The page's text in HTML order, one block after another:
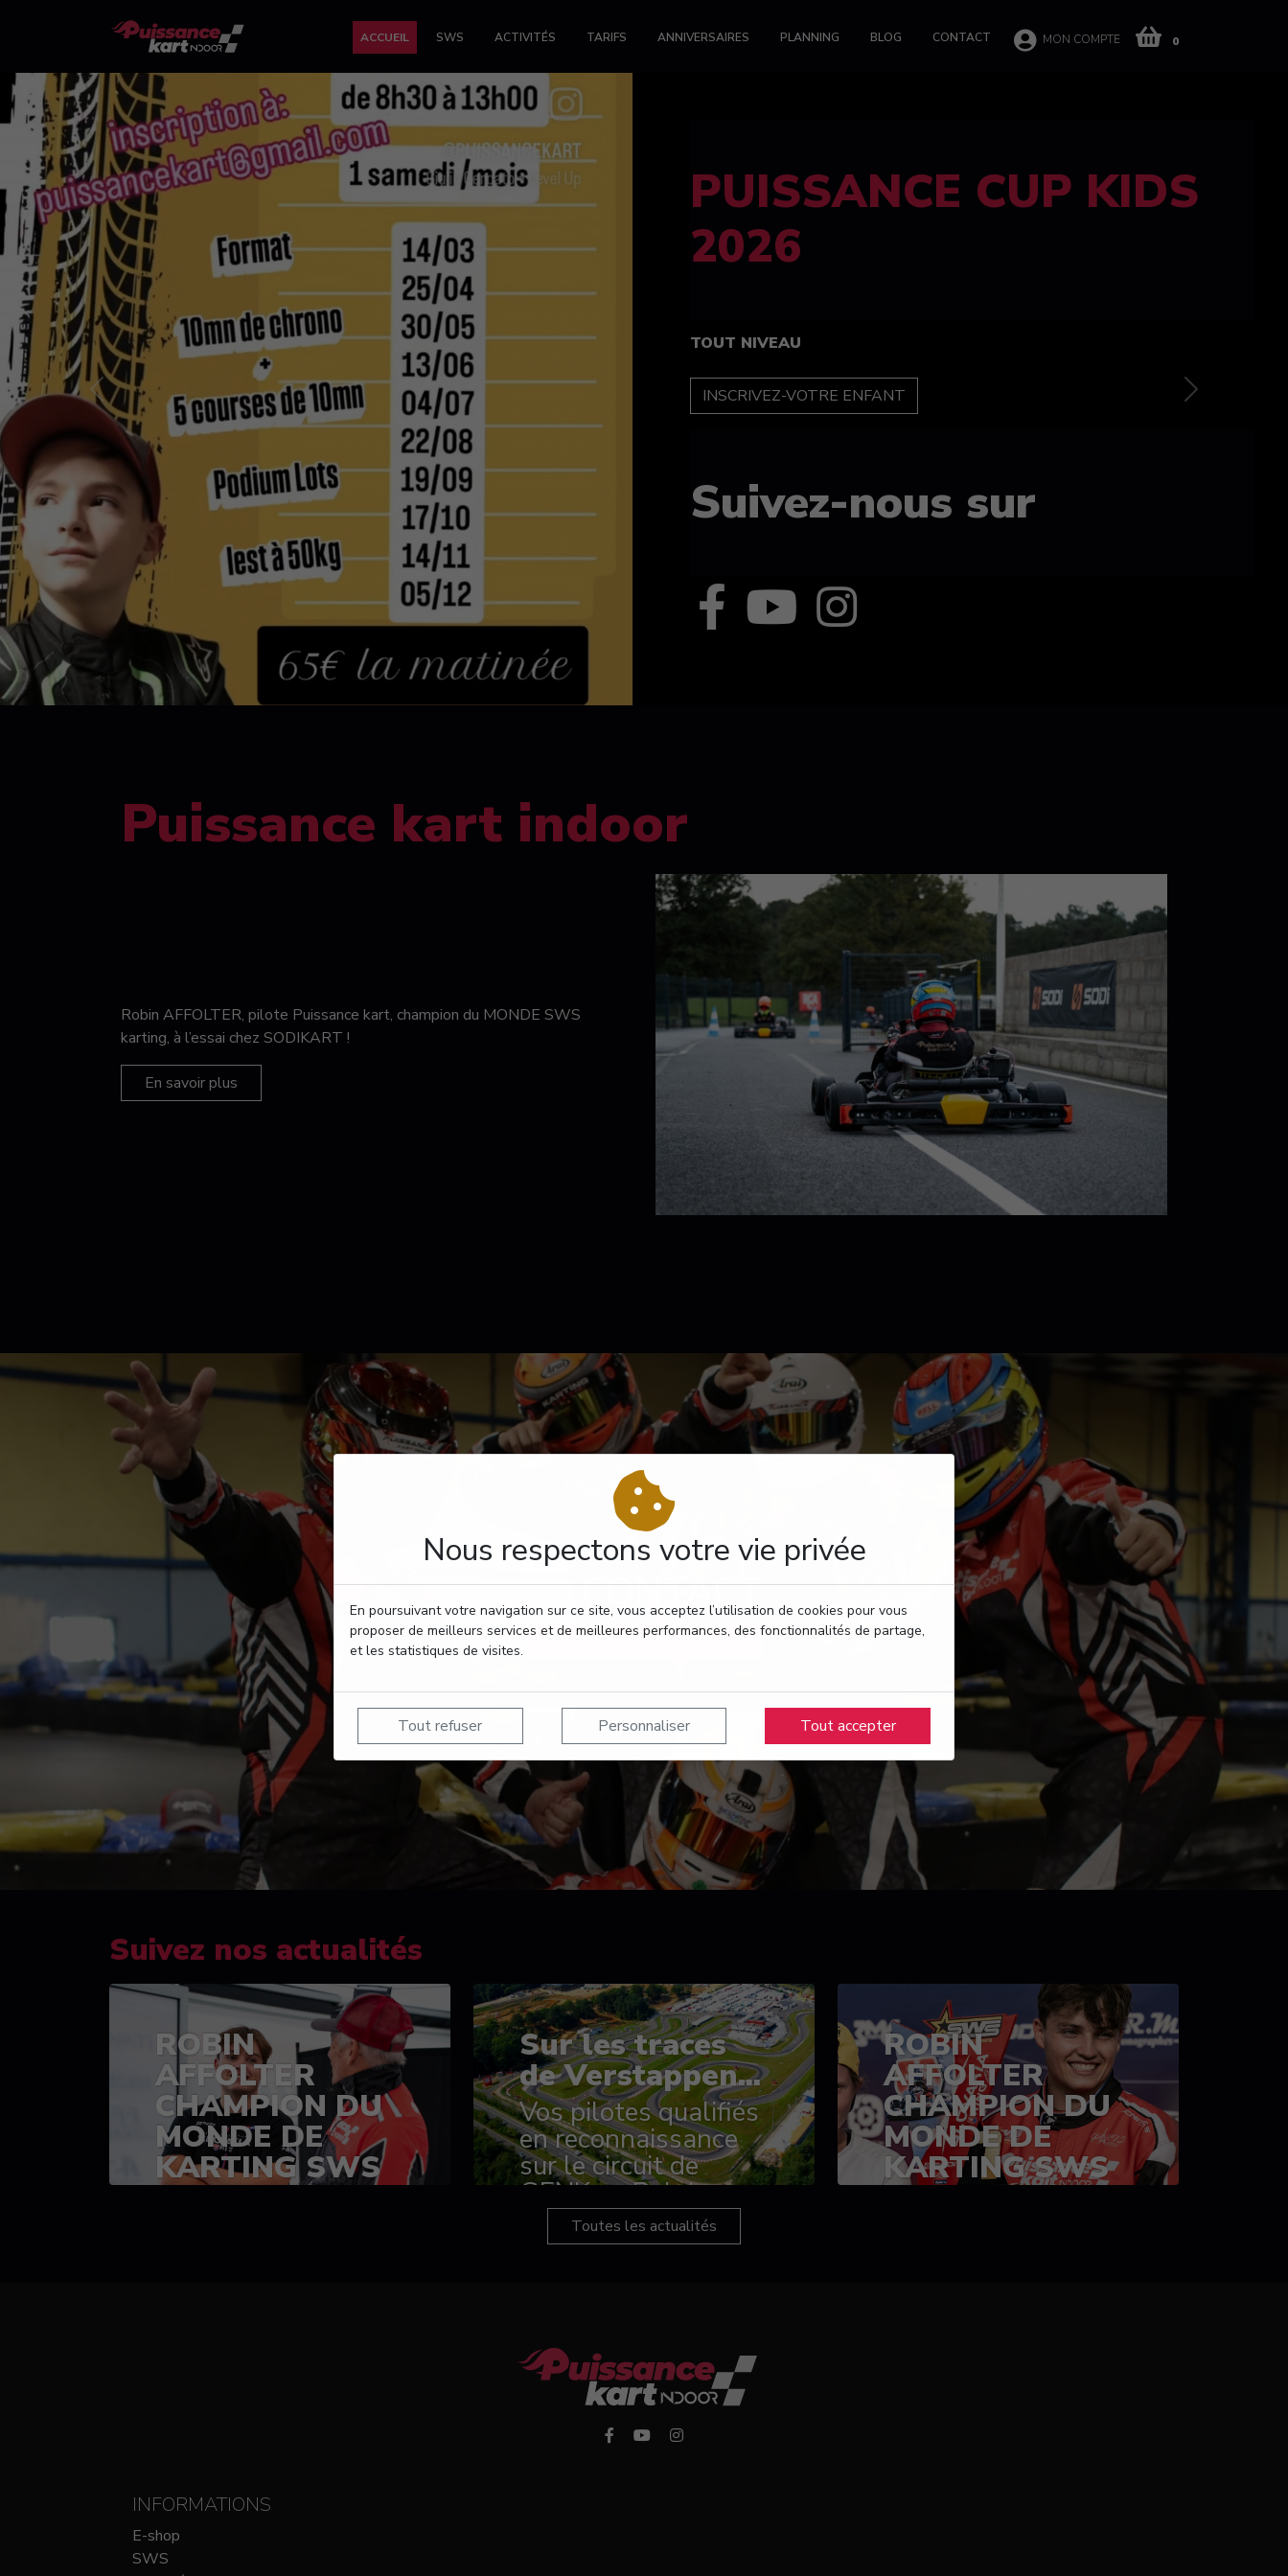
Nous respectons votre vie privée
En poursuivant votre navigation sur ce site, vous acceptez l’utilisation de cookies pour vous
proposer de meilleurs services et de meilleures performances, des fonctionnalités de partage,
et les statistiques de visites.
Tout refuser Personnaliser Tout accepter
ACCUEIL SWS ACTIVITÉS TARIFS ANNIVERSAIRES PLANNING BLOG CONTACT MON COMPTE 0
FELINE CUP 100%
féminine
TOUT NIVEAU
INSCRIPTION
Suivez-nous sur
Previous Next
Puissance kart indoor
Robin AFFOLTER, pilote Puissance kart, champion du MONDE SWS
karting, à l’essai chez SODIKART !
En savoir plus
CONTACT
RÉSERVEZ VOTRE PASSAGE
Suivez nos actualités
ROBIN
AFFOLTER
CHAMPION DU
MONDE DE
KARTING SWS
(SPRINT)
Sur les traces
de Verstappen...
Vos pilotes qualifiés
en reconnaissance
sur le circuit de
GENK en Belgique
ROBIN
AFFOLTER
CHAMPION DU
MONDE DE
KARTING SWS
Toutes les actualités
INFORMATIONS
E-shop
SWS